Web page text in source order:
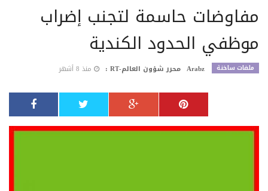
مفاوضات حاسمة لتجنب إضراب
موظفي الحدود الكندية
ملفات ساخنة Arabz محرر شؤون العالم-RT : منذ 8 أشهر